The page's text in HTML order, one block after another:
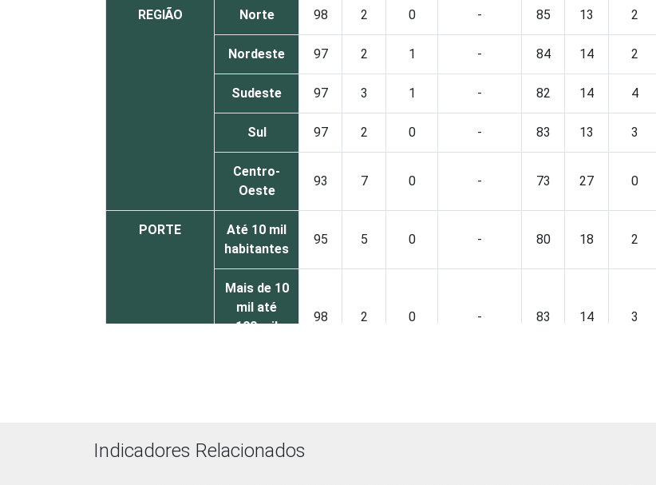
REGIÃO Norte 98 2 0 - 85 13 2
Nordeste 97 2 1 - 84 14 2
Sudeste 97 3 1 - 82 14 4
Sul 97 2 0 - 83 13 3
Centro-
Oeste
93 7 0 - 73 27 0
PORTE
Até 10 mil
habitantes
95 5 0 - 80 18 2
Mais de 10
mil até
100 mil
98 2 0 - 83 14 3
habitantes
Indicadores Relacionados